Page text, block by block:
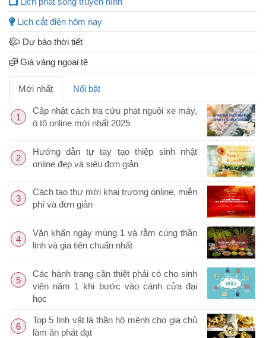
Lịch cắt điện hôm nay
Dự báo thời tiết
Giá vàng ngoại tệ
Mới nhất Nổi bật
1
Cập nhật cách tra cứu phạt nguội xe máy,
ô tô online mới nhất 2025
2
Hướng dẫn tự tay tạo thiệp sinh nhật
online đẹp và siêu đơn giản
3
Cách tạo thư mời khai trương online, miễn
phí và đơn giản
4
Văn khấn ngày mùng 1 và rằm cúng thần
linh và gia tiên chuẩn nhất
5
Các hành trang cần thiết phải có cho sinh
viên năm 1 khi bước vào cánh cửa đại
học
6
Top 5 linh vật là thần hộ mệnh cho gia chủ
làm ăn phát đạt